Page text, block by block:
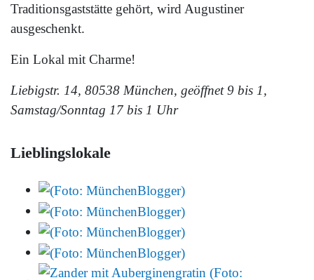
Traditionsgaststätte gehört, wird Augustiner
ausgeschenkt.
Ein Lokal mit Charme!
Liebigstr. 14, 80538 München, geöffnet 9 bis 1,
Samstag/Sonntag 17 bis 1 Uhr
Lieblingslokale